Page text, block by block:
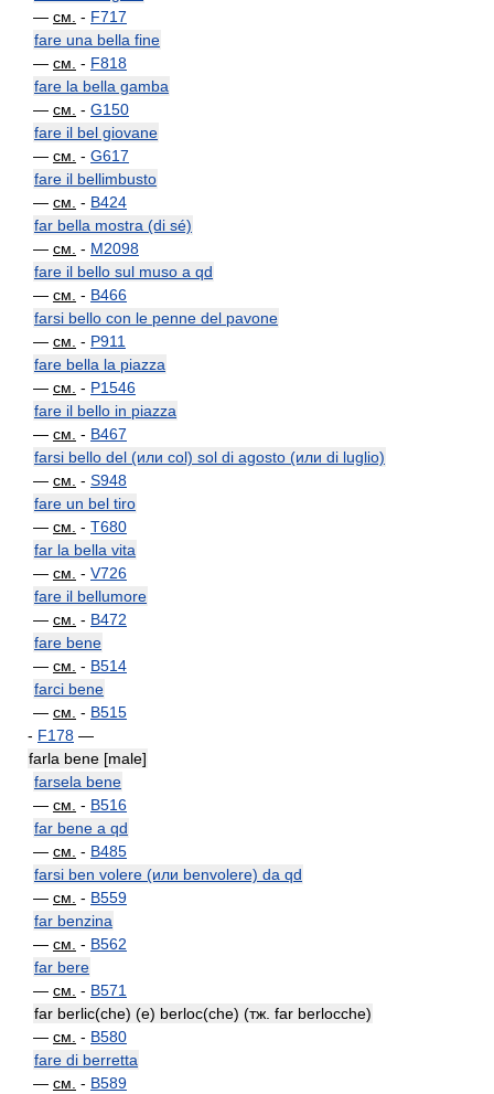
— см. - F717
fare una bella fine
— см. - F818
fare la bella gamba
— см. - G150
fare il bel giovane
— см. - G617
fare il bellimbusto
— см. - B424
far bella mostra (di sé)
— см. - M2098
fare il bello sul muso a qd
— см. - B466
farsi bello con le penne del pavone
— см. - P911
fare bella la piazza
— см. - P1546
fare il bello in piazza
— см. - B467
farsi bello del (или col) sol di agosto (или di luglio)
— см. - S948
fare un bel tiro
— см. - T680
far la bella vita
— см. - V726
fare il bellumore
— см. - B472
fare bene
— см. - B514
farci bene
— см. - B515
- F178 —
farla bene [male]
farsela bene
— см. - B516
far bene a qd
— см. - B485
farsi ben volere (или benvolere) da qd
— см. - B559
far benzina
— см. - B562
far bere
— см. - B571
far berlic(che) (e) berloc(che) (тж. far berlocche)
— см. - B580
fare di berretta
— см. - B589